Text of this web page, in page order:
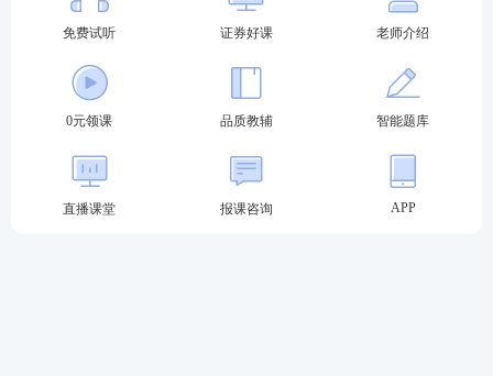
证券专项报考条件（科目：投顾、保代、分析师
，或符合《
证券公司董事、监事、高级管理人员及
从业人员管理规则
第十条规定的相关人员,可报名参
加专项业务水平评价测试。
若仍不确定自己是否符合证券报名要求，可输入【学
免费试听 证券好课 老师介绍
0元领课 品质教辅 智能题库
直播课堂 报课咨询 APP